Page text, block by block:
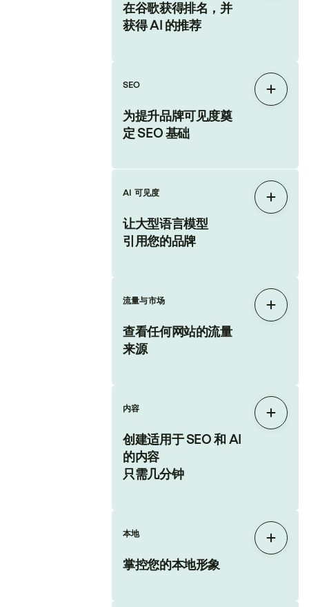
在谷歌获得排名，并
获得 AI 的推荐
SEO
为提升品牌可见度奠
定 SEO 基础
展开
AI 可见度
让大型语言模型
引用您的品牌
展开
流量与市场
查看任何网站的流量
来源
展开
内容
创建适用于 SEO 和 AI
的内容
只需几分钟
展开
本地
掌控您的本地形象
展开